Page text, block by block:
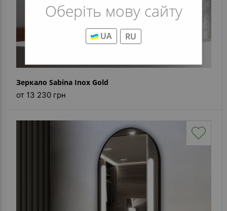
Оберіть мову сайту
UA RU
Зеркало Sabina Inox Gold
от 13 230 грн